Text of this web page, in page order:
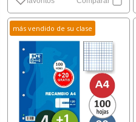
más vendido de su clase